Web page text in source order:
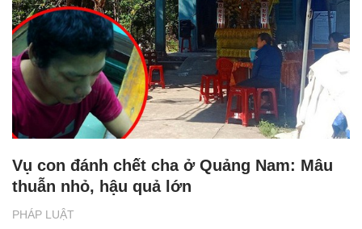
PHÁP LUẬT
Vụ con đánh chết cha ở Quảng Nam: Mâu
thuẫn nhỏ, hậu quả lớn